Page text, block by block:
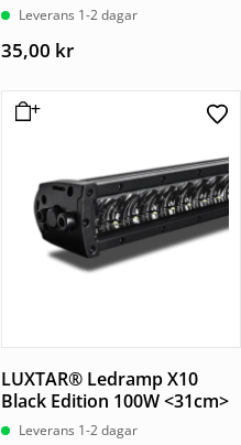
Betygsatt
4.00Leverans 1-2 dagar
35,00 kr
LUXTAR® Ledramp X10
Black Edition 100W <31cm>
Leverans 1-2 dagar